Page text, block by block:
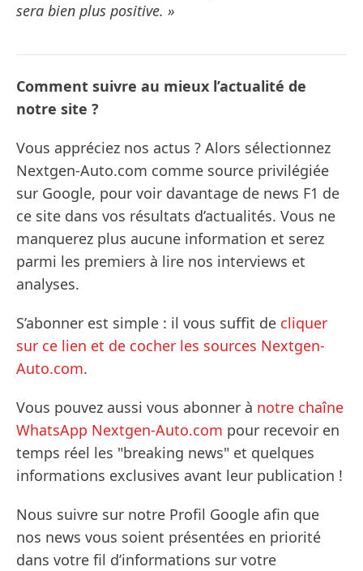
sera bien plus positive. »
Comment suivre au mieux l’actualité de
notre site ?
Vous appréciez nos actus ? Alors sélectionnez
Nextgen-Auto.com comme source privilégiée
sur Google, pour voir davantage de news F1 de
ce site dans vos résultats d’actualités. Vous ne
manquerez plus aucune information et serez
parmi les premiers à lire nos interviews et
analyses.
S’abonner est simple : il vous suffit de cliquer
sur ce lien et de cocher les sources Nextgen-
Auto.com.
Vous pouvez aussi vous abonner à notre chaîne
WhatsApp Nextgen-Auto.com pour recevoir en
temps réel les "breaking news" et quelques
informations exclusives avant leur publication !
Nous suivre sur notre Profil Google afin que
nos news vous soient présentées en priorité
dans votre fil d’informations sur votre